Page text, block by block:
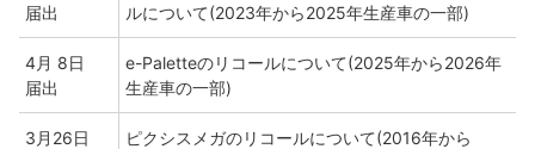
届出
ルについて(2023年から2025年生産車の一部)
4月 8日
届出
e-Paletteのリコールについて(2025年から2026年
生産車の一部)
3月26日
ピクシスメガのリコールについて(2016年から